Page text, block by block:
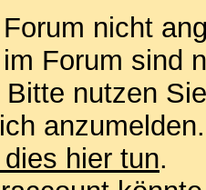
nicht
Forum sind
nutzen
hier tun.